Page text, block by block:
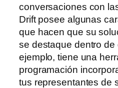
conversaciones con
Drift posee algunas
que hacen que su
se destaque dentro de
ejemplo, tiene una
programación
tus representantes de